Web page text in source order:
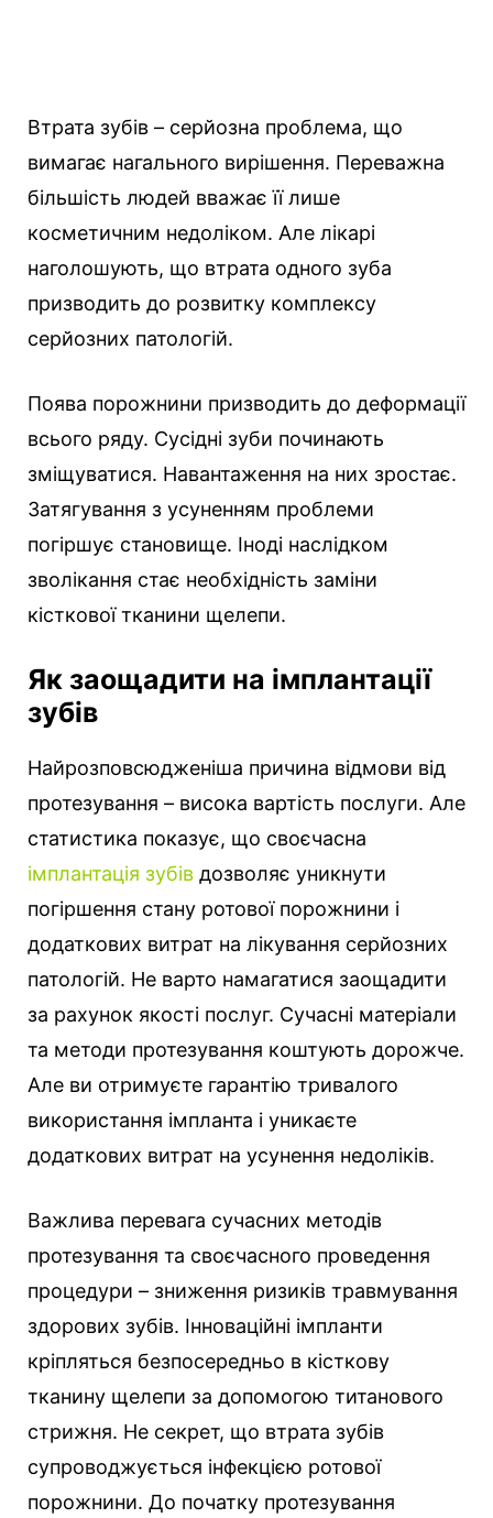
Втрата зубів – серйозна проблема, що
вимагає нагального вирішення. Переважна
більшість людей вважає її лише
косметичним недоліком. Але лікарі
наголошують, що втрата одного зуба
призводить до розвитку комплексу
серйозних патологій.
Поява порожнини призводить до деформації
всього ряду. Сусідні зуби починають
зміщуватися. Навантаження на них зростає.
Затягування з усуненням проблеми
погіршує становище. Іноді наслідком
зволікання стає необхідність заміни
кісткової тканини щелепи.
Як заощадити на імплантації
зубів
Найрозповсюдженіша причина відмови від
протезування – висока вартість послуги. Але
статистика показує, що своєчасна
імплантація зубів дозволяє уникнути
погіршення стану ротової порожнини і
додаткових витрат на лікування серйозних
патологій. Не варто намагатися заощадити
за рахунок якості послуг. Сучасні матеріали
та методи протезування коштують дорожче.
Але ви отримуєте гарантію тривалого
використання імпланта і уникаєте
додаткових витрат на усунення недоліків.
Важлива перевага сучасних методів
протезування та своєчасного проведення
процедури – зниження ризиків травмування
здорових зубів. Інноваційні імпланти
кріпляться безпосередньо в кісткову
тканину щелепи за допомогою титанового
стрижня. Не секрет, що втрата зубів
супроводжується інфекцією ротової
порожнини. До початку протезування